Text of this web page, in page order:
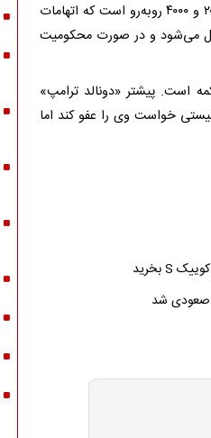
نتانیاهو با سه پرونده بزرگ موسوم به پرونده‌های ۱۰۰۰، ۲۰۰۰ و ۴۰۰۰ روبه‌رو است که اتهامات
می‌شود و در صورت محکومیت
است. پیشتر «دونالد ترامپ»
خواست وی را عفو کند اما